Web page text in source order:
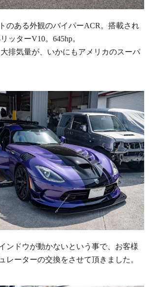
のある外観のバイパーACR。搭載され
ッターV10。645hp。
排気量が、いかにもアメリカのスーパ
ンドウが動かないという事で、お客様
レーターの交換をさせて頂きました。